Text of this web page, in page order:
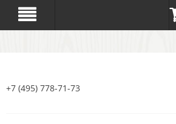
+7 (495) 778-71-73